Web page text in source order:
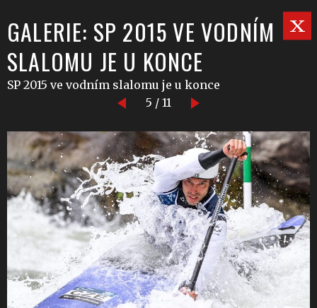
GALERIE: SP 2015 VE VODNÍM
SLALOMU JE U KONCE
SP 2015 ve vodním slalomu je u konce
5 / 11